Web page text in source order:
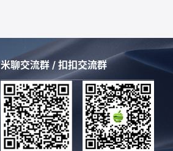
米聊交流群 / 扣扣交流群